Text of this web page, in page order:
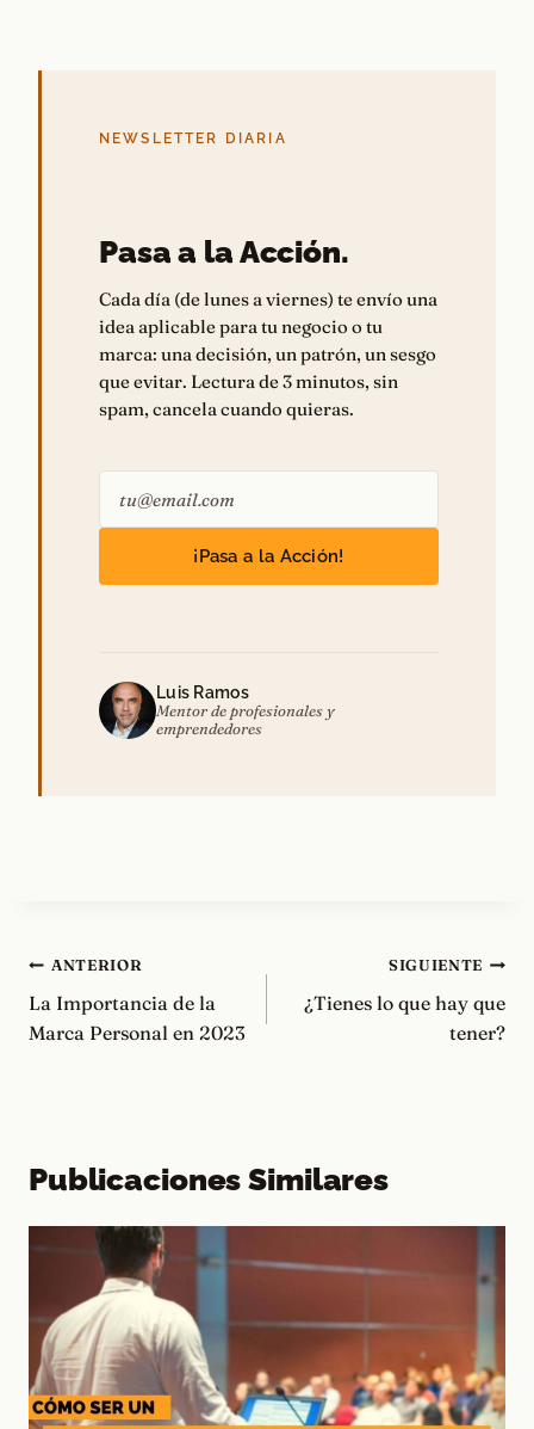
NEWSLETTER DIARIA
Pasa a la Acción.
Cada día (de lunes a viernes) te envío una
idea aplicable para tu negocio o tu
marca: una decisión, un patrón, un sesgo
que evitar. Lectura de 3 minutos, sin
spam, cancela cuando quieras.
¡Pasa a la Acción!
Luis Ramos
Mentor de profesionales y
emprendedores
Navegación
de
entradas
ANTERIOR
La Importancia de la
Marca Personal en 2023
SIGUIENTE
¿Tienes lo que hay que
tener?
Publicaciones Similares